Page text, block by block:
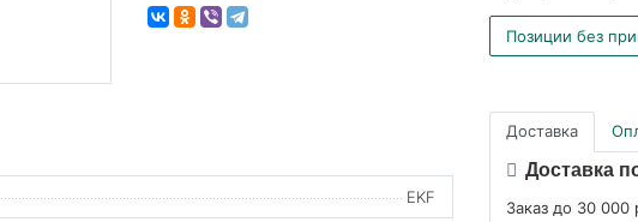
Позиции без
Доставка
Доставка
Заказ до 30 000
EKF